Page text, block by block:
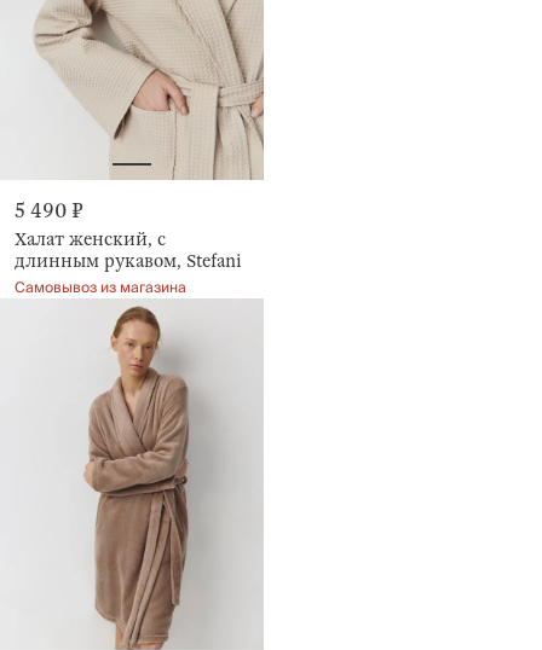
5 490 ₽
Халат женский, с
длинным рукавом, Stefani
Самовывоз из магазина